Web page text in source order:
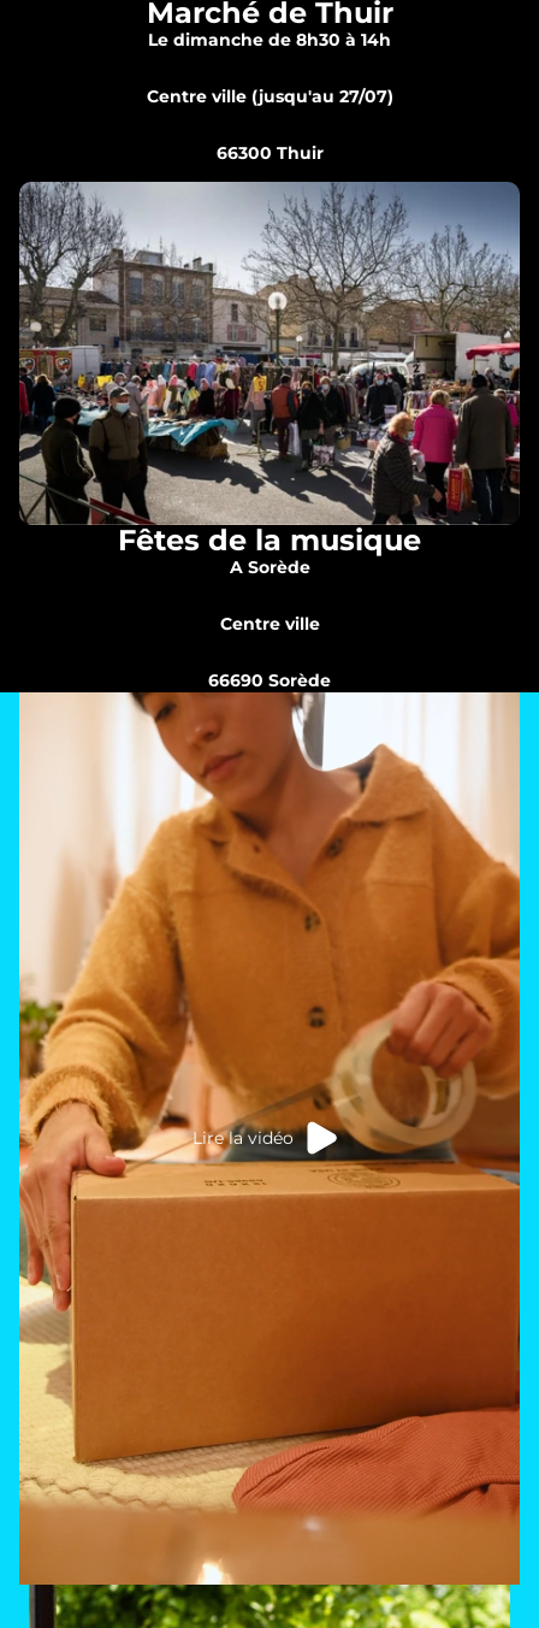
Marché de Thuir
Le dimanche de 8h30 à 14h
Centre ville (jusqu'au 27/07)
66300 Thuir
Fêtes de la musique
A Sorède
Centre ville
66690 Sorède
Lire la vidéo